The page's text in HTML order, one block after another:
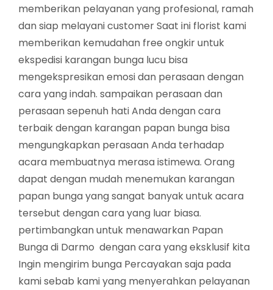
memberikan pelayanan yang profesional, ramah
dan siap melayani customer Saat ini florist kami
memberikan kemudahan free ongkir untuk
ekspedisi karangan bunga lucu bisa
mengekspresikan emosi dan perasaan dengan
cara yang indah. sampaikan perasaan dan
perasaan sepenuh hati Anda dengan cara
terbaik dengan karangan papan bunga bisa
mengungkapkan perasaan Anda terhadap
acara membuatnya merasa istimewa. Orang
dapat dengan mudah menemukan karangan
papan bunga yang sangat banyak untuk acara
tersebut dengan cara yang luar biasa.
pertimbangkan untuk menawarkan Papan
Bunga di Darmo dengan cara yang eksklusif kita
Ingin mengirim bunga Percayakan saja pada
kami sebab kami yang menyerahkan pelayanan